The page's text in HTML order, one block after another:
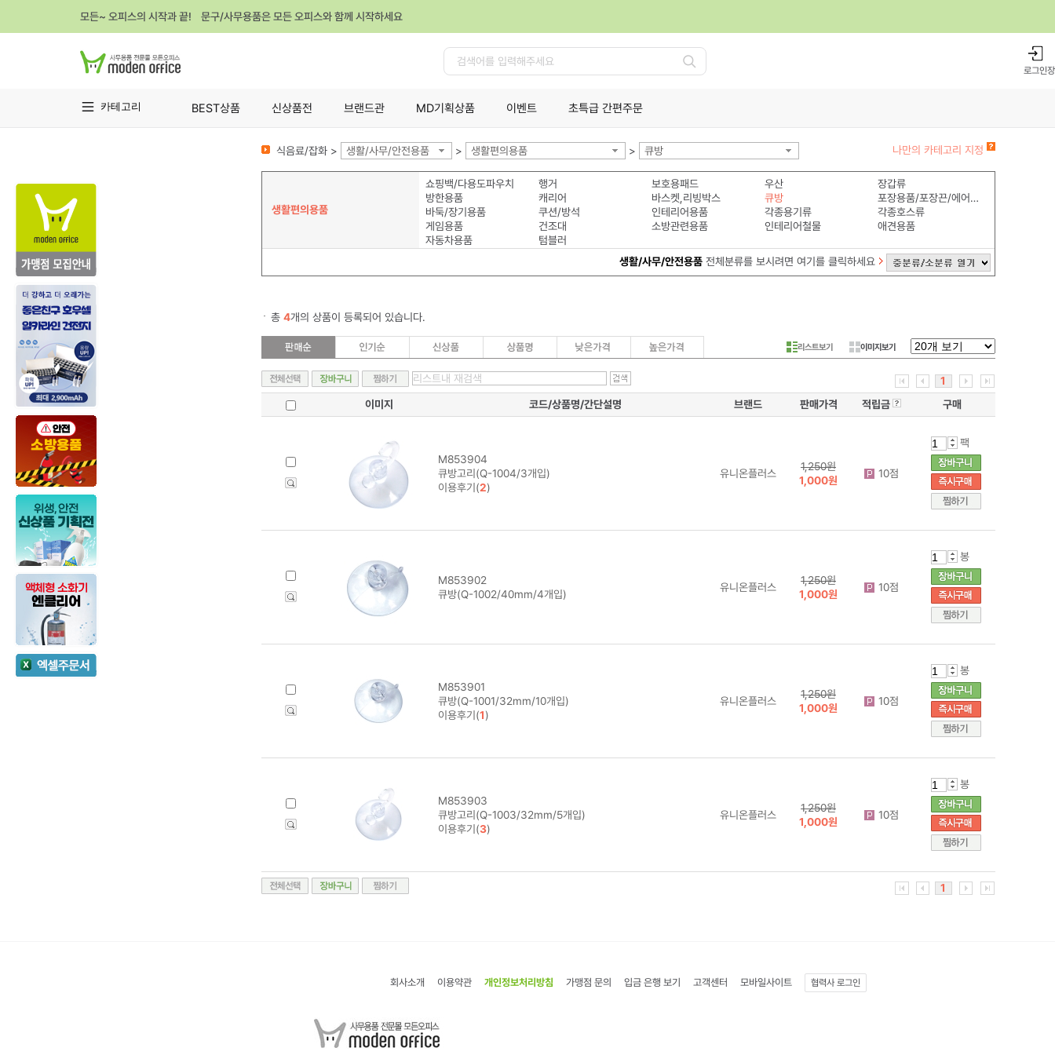
모든~ 오피스의 시작과 끝! 문구/사무용품은 모든 오피스와 함께 시작하세요
검
로그인
카테고리 BEST상품 신상품전 브랜드관 MD기획상품 이벤트 초특급 간편주문
식음료/잡화 > 생활/사무/안전용품 > 생활편의용품 > 큐방 나만의 카테고리 지정
생활편의용품
쇼핑백/다용도파우치 행거 보호용패드 우산
장갑류
방한용품
캐리어 바스켓,리빙박스 큐방
포장용품/포장끈/에어쿠션
바둑/장기용품
쿠션/방석 인테리어용품 각종용기류
각종호스류
게임용품
건조대 소방관련용품 인테리어철물
애견용품
자동차용품
텀블러
생활/사무/안전용품전체분류를 보시려면 여기를 클릭하세요
총 4개의 상품이 등록되어 있습니다.
리스트보기 이미지보기
1
이미지
코드/상품명/간단설명 브랜드 판매가격 적립금 구매
M853904
큐방고리(Q-1004/3개입)
이용후기(2)
유니온플러스
1,250원
1,000원
10점
팩
M853902
큐방(Q-1002/40mm/4개입)
유니온플러스
1,250원
1,000원
10점
봉
M853901
큐방(Q-1001/32mm/10개입)
이용후기(1)
유니온플러스
1,250원
1,000원
10점
봉
M853903
큐방고리(Q-1003/32mm/5개입)
이용후기(3)
유니온플러스
1,250원
1,000원
10점
봉
1
회사소개 이용약관 개인정보처리방침 가맹점 문의 입금 은행 보기 고객센터 모바일사이트 협력사 로그인